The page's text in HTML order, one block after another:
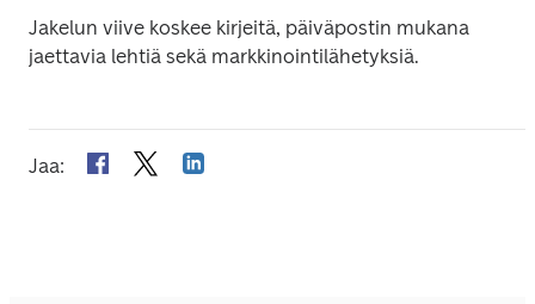
Jakelun viive koskee kirjeitä, päiväpostin mukana
jaettavia lehtiä sekä markkinointilähetyksiä.
Jaa: